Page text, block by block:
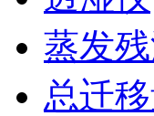
蒸发
总迁